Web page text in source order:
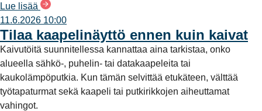
Lue lisää
11.6.2026 10:00
Tilaa kaapelinäyttö ennen kuin kaivat
Kaivutöitä suunnitellessa kannattaa aina tarkistaa, onko
alueella sähkö-, puhelin- tai datakaapeleita tai
kaukolämpöputkia. Kun tämän selvittää etukäteen, välttää
työtapaturmat sekä kaapeli tai putkirikkojen aiheuttamat
vahingot.